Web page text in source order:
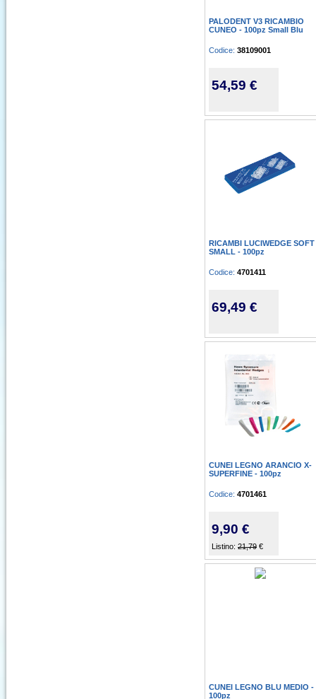
PALODENT V3 RICAMBIO
CUNEO - 100pz Small Blu
Codice: 38109001
54,59 €
RICAMBI LUCIWEDGE SOFT
SMALL - 100pz
Codice: 4701411
69,49 €
CUNEI LEGNO ARANCIO X-
SUPERFINE - 100pz
Codice: 4701461
9,90 €
Listino: 21,79 €
CUNEI LEGNO BLU MEDIO -
100pz